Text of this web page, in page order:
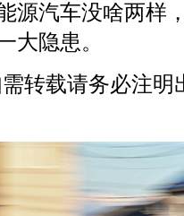
源汽车没啥两样
大隐患。
转载请务必注明